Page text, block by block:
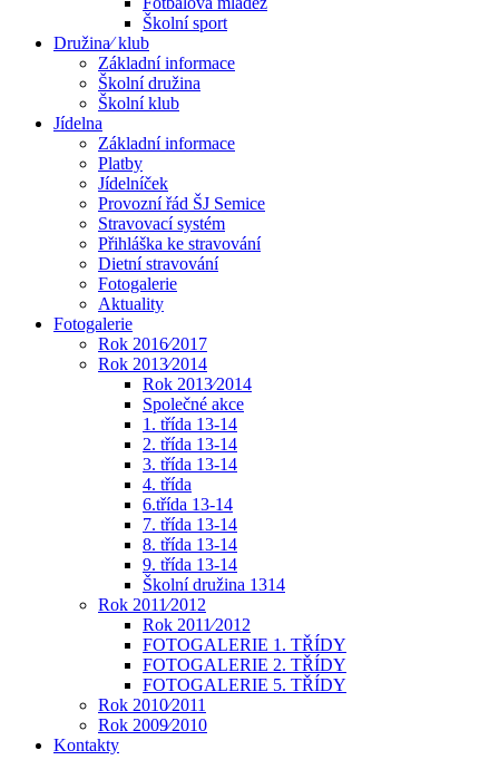
Školní sport
Družina⁄ klub
Základní informace
Školní družina
Školní klub
Jídelna
Základní informace
Platby
Jídelníček
Provozní řád ŠJ Semice
Stravovací systém
Přihláška ke stravování
Dietní stravování
Fotogalerie
Aktuality
Fotogalerie
Rok 2016⁄2017
Rok 2013⁄2014
Rok 2013⁄2014
Společné akce
1. třída 13-14
2. třída 13-14
3. třída 13-14
4. třída
6.třída 13-14
7. třída 13-14
8. třída 13-14
9. třída 13-14
Školní družina 1314
Rok 2011⁄2012
Rok 2011⁄2012
FOTOGALERIE 1. TŘÍDY
FOTOGALERIE 2. TŘÍDY
FOTOGALERIE 5. TŘÍDY
Rok 2010⁄2011
Rok 2009⁄2010
Kontakty